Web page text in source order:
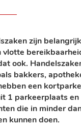
zijn
vlotte
ook.
bakkers,
een
1 parkeerplaats
die in minder
kunnen doen.